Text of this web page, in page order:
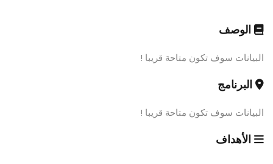
الوصف
البيانات سوف تكون متاحة قريبا !
البرنامج
البيانات سوف تكون متاحة قريبا !
الأهداف